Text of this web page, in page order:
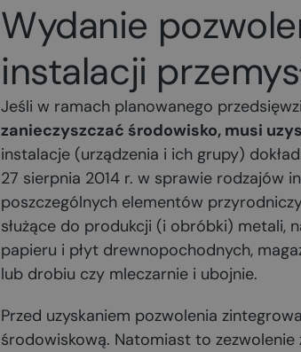
Wydanie
instalacji
Jeśli w ramach planowanego
zanieczyszczać środowisko, musi
instalacje (urządzenia i ich grupy)
27 sierpnia 2014 r. w sprawie rodzajów
poszczególnych elementów
służące do produkcji (i obróbki) metali,
papieru i płyt drewnopochodnych,
lub drobiu czy mleczarnie i ubojnie.
Przed uzyskaniem pozwolenia
środowiskową. Natomiast to zezwolenie